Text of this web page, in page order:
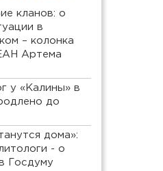
кланов: о
в
– колонка
Артема
у «Калины» в
до
дома»:
- о
Госдуму